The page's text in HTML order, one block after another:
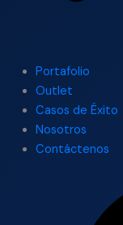
Portafolio
Outlet
Casos de Éxito
Nosotros
Contáctenos